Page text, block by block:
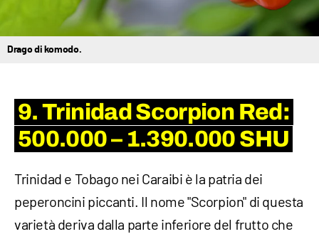
Drago di komodo.
9. Trinidad Scorpion Red:
500.000 – 1.390.000 SHU
Trinidad e Tobago nei Caraibi è la patria dei
peperoncini piccanti. Il nome "Scorpion" di questa
varietà deriva dalla parte inferiore del frutto che